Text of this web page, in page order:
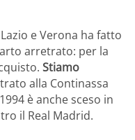
e Verona ha fatto
arretrato: per la
Stiamo
alla Continassa
è anche sceso in
il Real Madrid.